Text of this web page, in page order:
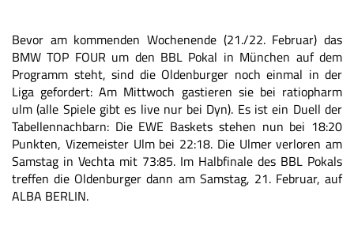
Bevor am kommenden Wochenende (21./22. Februar) das
BMW TOP FOUR um den BBL Pokal in München auf dem
Programm steht, sind die Oldenburger noch einmal in der
Liga gefordert: Am Mittwoch gastieren sie bei ratiopharm
ulm (alle Spiele gibt es live nur bei Dyn). Es ist ein Duell der
Tabellennachbarn: Die EWE Baskets stehen nun bei 18:20
Punkten, Vizemeister Ulm bei 22:18. Die Ulmer verloren am
Samstag in Vechta mit 73:85. Im Halbfinale des BBL Pokals
treffen die Oldenburger dann am Samstag, 21. Februar, auf
ALBA BERLIN.